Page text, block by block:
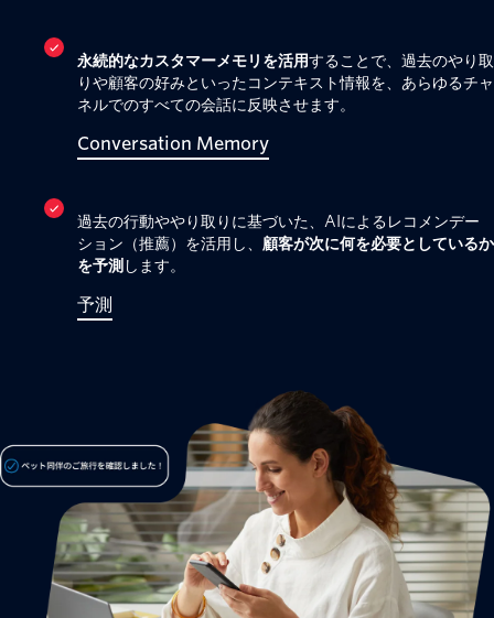
永続的なカスタマーメモリを活用することで、過去のやり取
りや顧客の好みといったコンテキスト情報を、あらゆるチャ
ネルでのすべての会話に反映させます。
Conversation Memory
過去の行動ややり取りに基づいた、AIによるレコメンデー
ション（推薦）を活用し、 顧客が次に何を必要としているか
を予測 します。
予測